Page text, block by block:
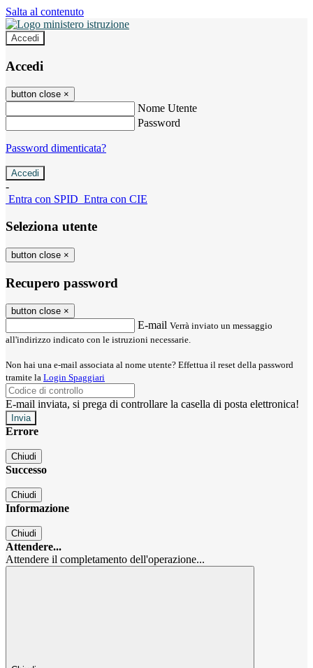
Salta al contenuto
Accedi
Accedi
button close ×
Nome Utente
Password
Password dimenticata?
-
Entra con SPID Entra con CIE
Seleziona utente
button close ×
Recupero password
button close ×
E-mail Verrà inviato un messaggio
all'indirizzo indicato con le istruzioni necessarie.
Non hai una e-mail associata al nome utente? Effettua il reset della password
tramite la Login Spaggiari
E-mail inviata, si prega di controllare la casella di posta elettronica!
Errore
Chiudi
Successo
Chiudi
Informazione
Chiudi
Attendere...
Attendere il completamento dell'operazione...